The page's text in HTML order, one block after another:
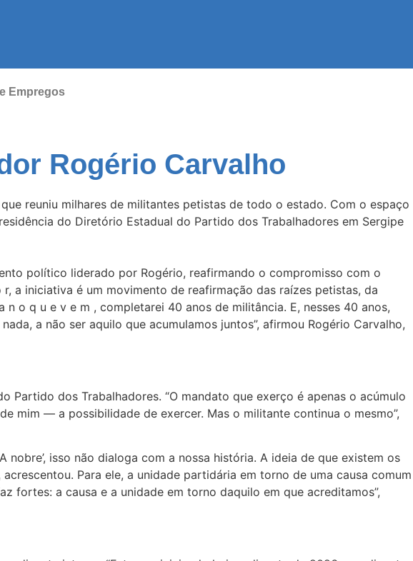
Empregos
Rogério Carvalho
reuniu milhares de militantes petistas de todo o estado. Com o espaço
do Diretório Estadual do Partido dos Trabalhadores em Sergipe
político liderado por Rogério, reafirmando o compromisso com o
a iniciativa é um movimento de reafirmação das raízes petistas, da
o q u e v e m , completarei 40 anos de militância. E, nesses 40 anos,
a não ser aquilo que acumulamos juntos”, afirmou Rogério Carvalho,
dos Trabalhadores. “O mandato que exerço é apenas o acúmulo
mim — a possibilidade de exercer. Mas o militante continua o mesmo”,
isso não dialoga com a nossa história. A ideia de que existem os
acrescentou. Para ele, a unidade partidária em torno de uma causa comum
fortes: a causa e a unidade em torno daquilo em que acreditamos”,